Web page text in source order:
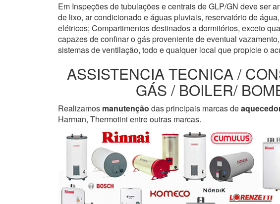
Em Inspeções de tubulações e centrais de GLP/GN deve ser
de lixo, ar condicionado e águas pluviais, reservatório de
elétricos; Compartimentos destinados a dormitórios, exceto
capazes de confinar o gás proveniente de eventual
sistemas de ventilação, todo e qualquer local que propicie o
ASSISTENCIA TECNICA /
GÁS / BOILER/
Realizamos manutenção das principais marcas de
Harman, Thermotini entre outras marcas.